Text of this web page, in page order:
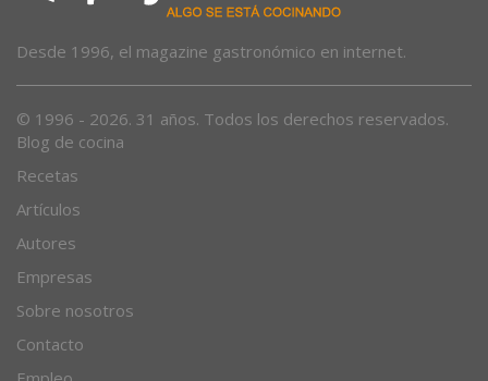
Blog de cocina
Recetas
Artículos
Autores
Empresas
Sobre nosotros